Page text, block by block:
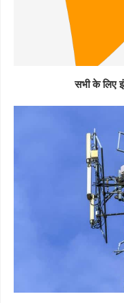
सभी के लिए